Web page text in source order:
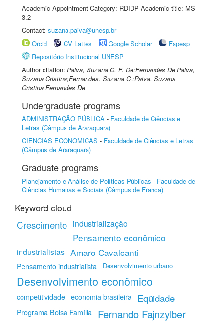
Academic Appointment Category: RDIDP Academic title: MS-
3.2
Contact: suzana.paiva@unesp.br
Orcid
CV Lattes Google Scholar
Fapesp
Repositório Institucional UNESP
Author citation: Paiva, Suzana C. F. De;Fernandes De Paiva,
Suzana Cristina;Fernandes. Suzana C.;Paiva, Suzana
Cristina Fernandes De
Undergraduate programs
ADMINISTRAÇÃO PÚBLICA - Faculdade de Ciências e
Letras (Câmpus de Araraquara)
CIÊNCIAS ECONÔMICAS - Faculdade de Ciências e Letras
(Câmpus de Araraquara)
Graduate programs
Planejamento e Análise de Políticas Públicas - Faculdade de
Ciências Humanas e Sociais (Câmpus de Franca)
Keyword cloud
Crescimento industrialização
Pensamento econômico
industrialistas Amaro Cavalcanti
Pensamento industrialista Desenvolvimento urbano
Desenvolvimento econômico
competitividade economia brasileira Eqüidade
Programa Bolsa Família Fernando Fajnzylber